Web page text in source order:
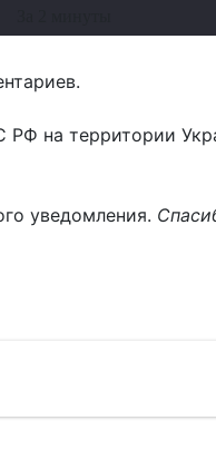
РФ на территории
уведомления.